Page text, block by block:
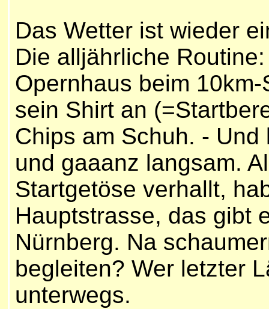
Das Wetter ist wieder
Die alljährliche
Opernhaus beim
sein Shirt an
Chips am Schuh. -
und gaaanz langsam.
Startgetöse verhallt,
Hauptstrasse, das gibt
Nürnberg. Na
begleiten? Wer letzter
unterwegs.